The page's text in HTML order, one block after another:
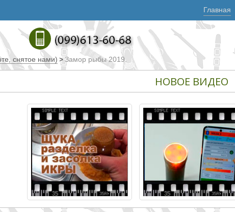
Главная
снятое нами) >Замор рыбы 2019.
НОВОЕ ВИДЕО